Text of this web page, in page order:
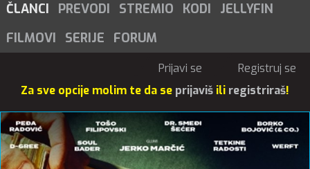
ČLANCI PREVODI STREMIO KODI
JELLYFIN
FILMOVI
SERIJE FORUM
Prijavi se
Registruj se
Za sve opcije molim te da se prijaviš ili registriraš!